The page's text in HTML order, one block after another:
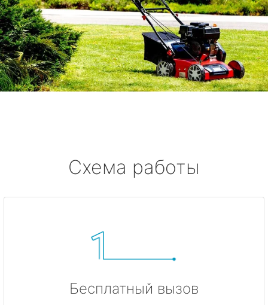
Схема работы
Бесплатный вызов